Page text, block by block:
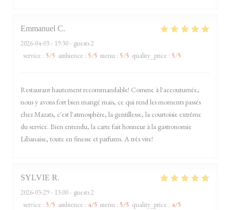
Emmanuel C
2026-04-03- 19:30 - guests 2
service : 5/5 ambience : 5/5 menu : 5/5 quality_price : 5/5
Restaurant hautement recommandable! Comme à l'accoutumée,
nous y avons fort bien mangé mais, ce qui rend les moments passés
chez Mazats, c'est l'atmosphère, la gentillesse, la courtoisie extrême
du service. Bien entendu, la carte fait honneur à la gastronomie
Libanaise, toute en finesse et parfums. A très vite!
SYLVIE R
2026-03-29- 13:00 - guests 2
service : 5/5 ambience : 4/5 menu : 5/5 quality_price : 4/5